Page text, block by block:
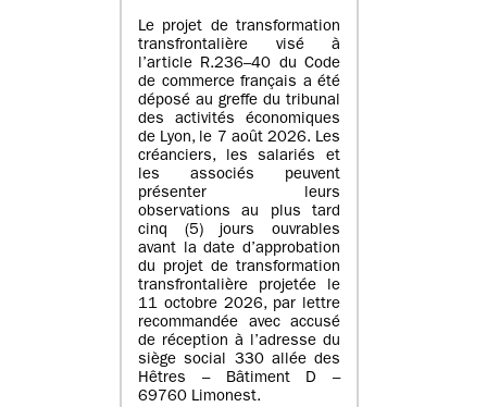
Le projet de transformation
transfrontalière visé à
l’article R.236–40 du Code
de commerce français a été
déposé au greffe du tribunal
des activités économiques
de Lyon, le 7 août 2026. Les
créanciers, les salariés et
les associés peuvent
présenter leurs
observations au plus tard
cinq (5) jours ouvrables
avant la date d’approbation
du projet de transformation
transfrontalière projetée le
11 octobre 2026, par lettre
recommandée avec accusé
de réception à l’adresse du
siège social 330 allée des
Hêtres – Bâtiment D –
69760 Limonest.